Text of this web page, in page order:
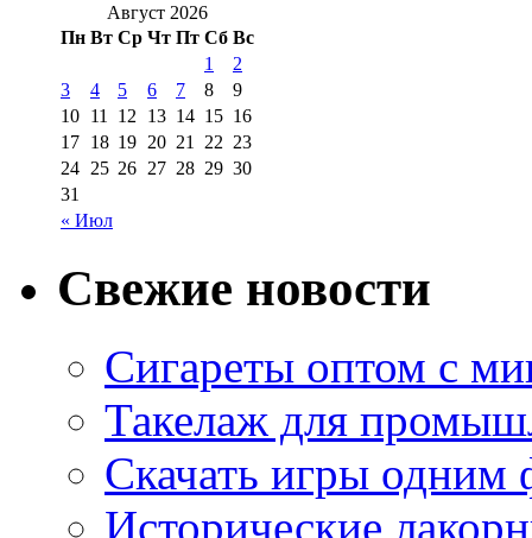
Август 2026
Пн Вт Ср Чт Пт Сб Вс
« Июл
1
2
3
4 5 6 7 8
9
10 11 12 13 14 15 16
17 18 19 20 21 22 23
24 25 26 27 28 29 30
31
Свежие новости
Сигареты оптом с
Такелаж для
Скачать игры одним
Исторические